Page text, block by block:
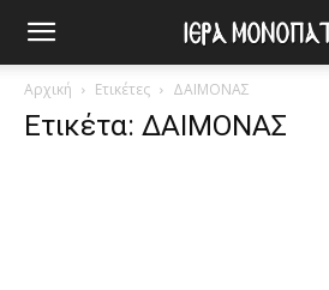
Αρχική Ετικέτες ΔΑΙΜΟΝΑΣ
Ετικέτα: ΔΑΙΜΟΝΑΣ